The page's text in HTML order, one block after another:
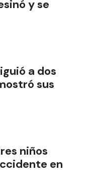
y se
a dos
sus
niños
en